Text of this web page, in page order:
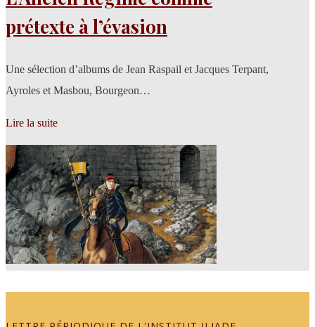
prétexte à l’évasion
Une sélection d’albums de Jean Raspail et Jacques Terpant,
Ayroles et Masbou, Bourgeon…
Lire la suite